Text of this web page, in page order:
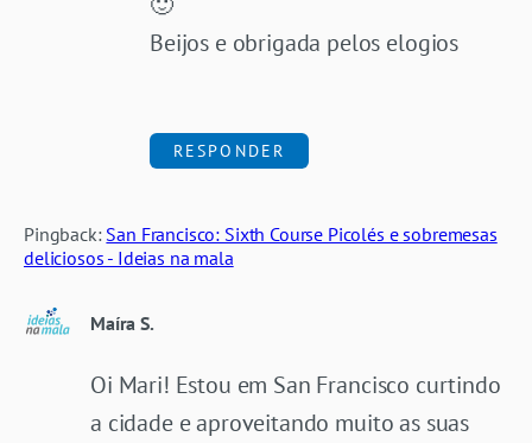
Beijos e obrigada pelos elogios
RESPONDER
Pingback: San Francisco: Sixth Course Picolés e sobremesas
deliciosos - Ideias na mala
Maíra S.
Oi Mari! Estou em San Francisco curtindo
a cidade e aproveitando muito as suas